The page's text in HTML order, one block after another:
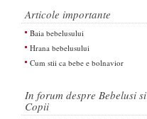
Articole importante
Baia bebelusului
Hrana bebelusului
Cum stii ca bebe e bolnavior
In forum despre Bebelusi si
Copii